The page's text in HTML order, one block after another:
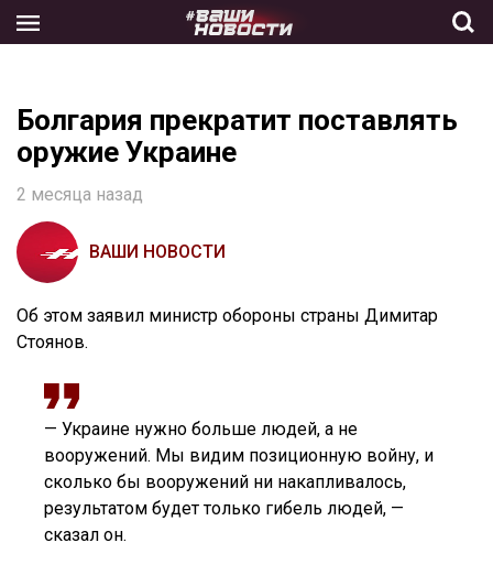
the
Болгария прекратит поставлять
оружие Украине
2 месяца назад
ВАШИ НОВОСТИ
Об этом заявил министр обороны страны Димитар
Стоянов.
— Украине нужно больше людей, а не
вооружений. Мы видим позиционную войну, и
сколько бы вооружений ни накапливалось,
результатом будет только гибель людей, —
сказал он.